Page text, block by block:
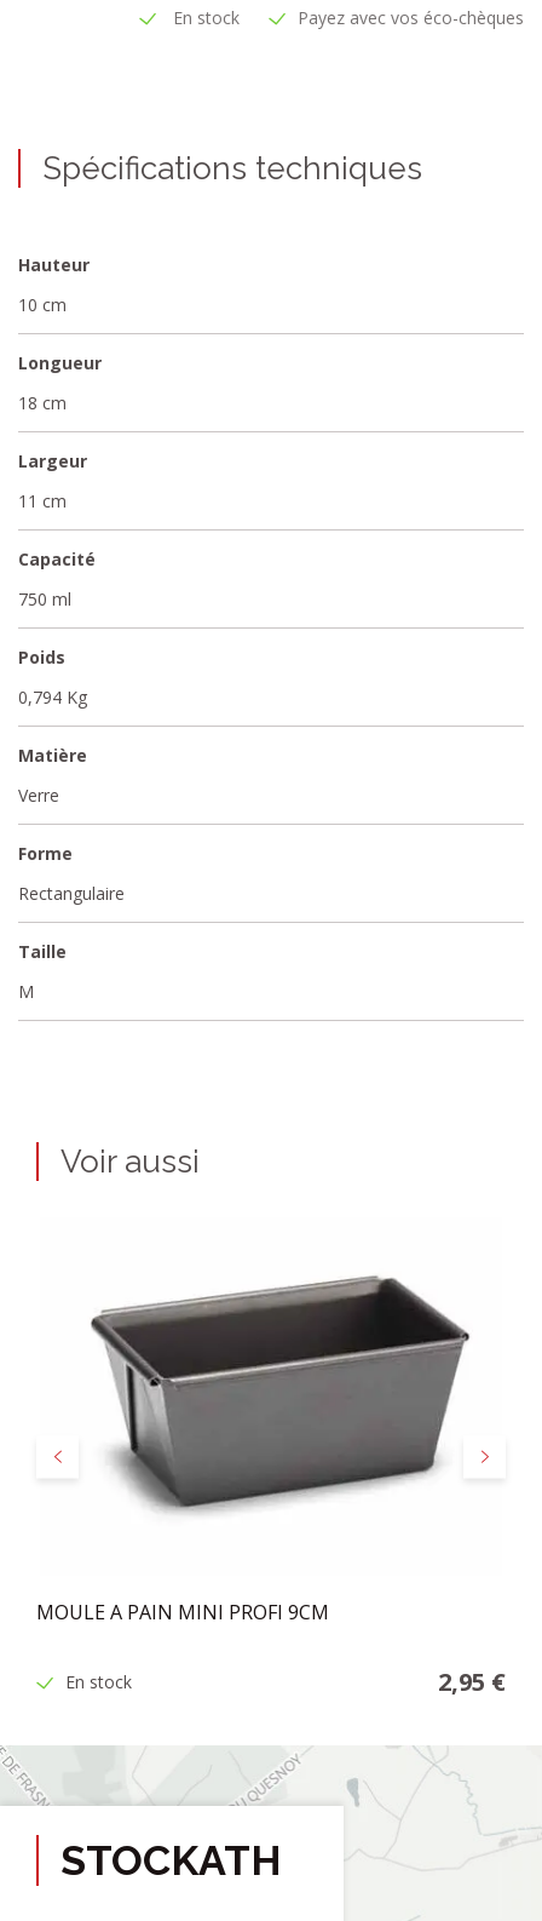
En stock Payez avec vos éco-chèques
Spécifications techniques
Hauteur
10 cm
Longueur
18 cm
Largeur
11 cm
Capacité
750 ml
Poids
0,794 Kg
Matière
Verre
Forme
Rectangulaire
Taille
M
Voir aussi
Précédent Suivant
MOULE A PAIN MINI PROFI 9CM
En stock 2,95 €
STOCKATH